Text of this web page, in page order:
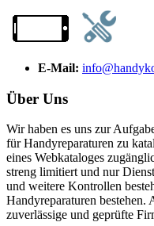
E-Mail:
Über Uns
Wir haben es uns zur
für Handyreparaturen zu
eines Webkataloges
streng limitiert und nur
und weitere Kontrollen
Handyreparaturen bestehen.
zuverlässige und geprüfte